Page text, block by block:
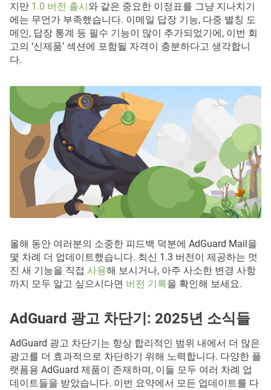
지만 1.0 버전 출시와 같은 중요한 이정표를 그냥 지나치기
에는 무언가 부족했습니다. 이메일 답장 기능, 다중 별칭 도
메인, 답장 통계 등 필수 기능이 많이 추가되었기에, 이번 회
고의 ‘신제품’ 섹션에 포함될 자격이 충분하다고 생각합니
다.
올해 동안 여러분의 소중한 피드백 덕분에 AdGuard Mail을
몇 차례 더 업데이트했습니다. 최신 1.3 버전이 제공하는 멋
진 새 기능을 직접 사용해 보시거나, 아주 사소한 변경 사항
까지 모두 알고 싶으시다면 버전 기록을 확인해 보세요.
AdGuard 광고 차단기: 2025년 소식들
AdGuard 광고 차단기는 항상 합리적인 범위 내에서 더 많은
광고를 더 효과적으로 차단하기 위해 노력합니다. 다양한 플
랫폼용 AdGuard 제품이 존재하며, 이들 모두 여러 차례 업
데이트들을 받았습니다. 이번 요약에서 모든 업데이트를 다